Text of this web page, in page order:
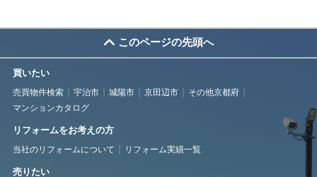
このページの先頭へ
買いたい
売買物件検索 宇治市 城陽市 京田辺市
その他京都府
マンションカタログ
リフォームをお考えの方
当社のリフォームについて リフォーム実績一覧
売りたい